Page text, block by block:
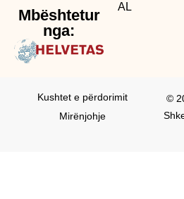
Mbështetur
nga:
AL
©
Kushtet e përdorimit
Mirënjohje